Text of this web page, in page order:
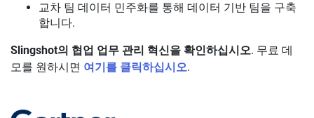
교차 팀 데이터 민주화를 통해 데이터 기반 팀을 구축
합니다.
Slingshot의 협업 업무 관리 혁신을 확인하십시오. 무료 데
모를 원하시면 여기를 클릭하십시오.